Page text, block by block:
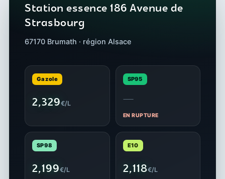
Station essence 186 Avenue de
Strasbourg
67170 Brumath · région Alsace
Gazole
2,329€/L
SP95
—
EN RUPTURE
SP98
2,199€/L
E10
2,118€/L